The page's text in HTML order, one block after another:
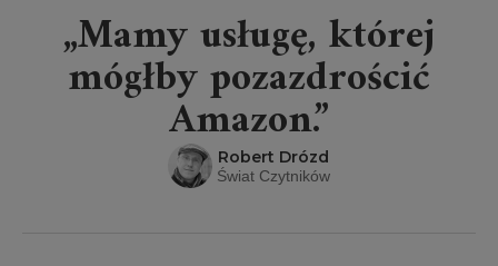
„Mamy usługę, której
mógłby pozazdrościć
Amazon.”
Robert Drózd
Świat Czytników